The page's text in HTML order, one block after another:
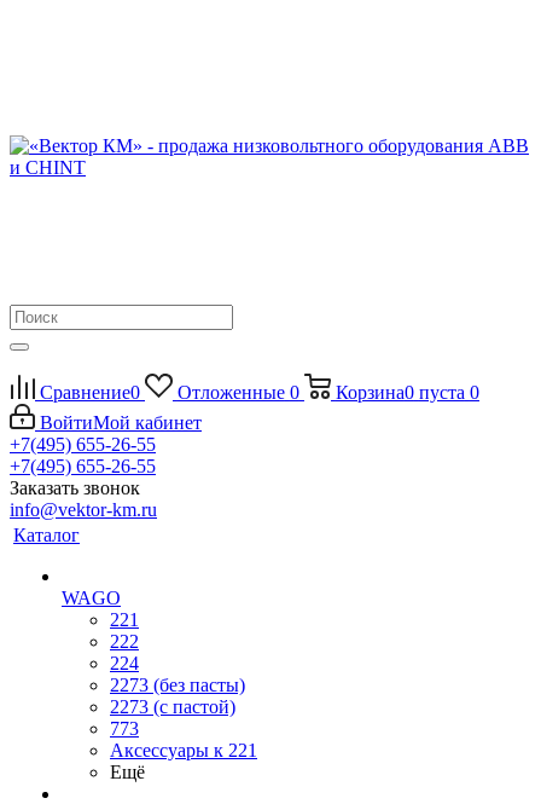
Сравнение0 Отложенные 0 Корзина0 пуста 0
ВойтиМой кабинет
+7(495) 655-26-55
+7(495) 655-26-55
Заказать звонок
info@vektor-km.ru
Каталог
WAGO
221
222
224
2273 (без пасты)
2273 (с пастой)
773
Аксессуары к 221
Ещё